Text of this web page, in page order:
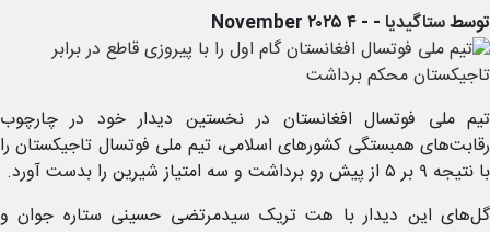
توسطستاگیدیا- - ۴ November ۲۰۲۵
تیم ملی فوتسال افغانستان در نخستین دیدار خود در چارچوب
رقابت‌های همبستگی کشورهای اسلامی، تیم ملی فوتسال تاجیکستان را
با نتیجه ۹ بر ۵ از پیش رو برداشت و سه امتیاز شیرین را بدست آورد.
گل‌های این دیدار با هت تریک سیدمرتضی حسینی ستاره جوان و